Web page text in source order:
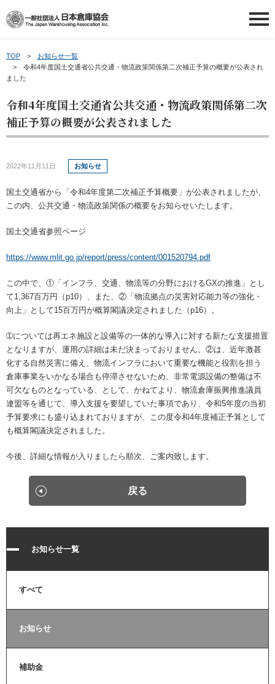
日本倉庫協会について
日本倉庫協会について
事業内容
倉庫業について
倉庫業PR動画（ポータル）
入会のご案内
会員情報
会員情報
会員事業者一覧
地区倉庫協会一覧
倉庫協会ウェブタウン
～倉庫協会ポータルサイト～
会員事業者の皆さまへ
会員事業者の皆さまへ
新物効法対応ガイド
補助金のご案内
人材の確保・育成に関する事例集
物流関連製品・ソフト
日本倉庫時報
物効法認定取得への道
損害賠償責任かび保険制度
講習会等ご案内
講習会等ご案内
講習会を探す
倉庫管理主任者講習会 FAQ
教育研修事業について
修了証（倉庫管理主任者講習会）を紛失された方へ
申請・お問い合わせ
ご意見箱
メールマガジン登録
刊行物のご案内
法律相談
動画投稿（ポータルサイト）
メルマガ登録
アクセス
会員ログインはこちら
台帳ログインはこちら
TOP
お知らせ一覧
令和4年度国土交通省公共交通・物流政策関係第二次補正予算の概要が公表され
ました
令和4年度国土交通省公共交通・物流政策関係第二次
補正予算の概要が公表されました
2022年11月11日 お知らせ
国土交通省から「令和4年度第二次補正予算概要」が公表されましたが、
この内、公共交通・物流政策関係の概要をお知らせいたします。
国土交通省参照ページ
https://www.mlit.go.jp/report/press/content/001520794.pdf
この中で、①「インフラ、交通、物流等の分野におけるGXの推進」とし
て1,367百万円（p10）、また、②「物流拠点の災害対応能力等の強化・
向上」として15百万円が概算閣議決定されました（p16）。
➀については再エネ施設と設備等の一体的な導入に対する新たな支援措置
となりますが、運用の詳細は未だ決まっておりません。②は、近年激甚
化する自然災害に備え、物流インフラにおいて重要な機能と役割を担う
倉庫事業をいかなる場合も停滞させないため、非常電源設備の整備は不
可欠なものとなっている、として、かねてより、物流倉庫振興推進議員
連盟等を通じて、導入支援を要望していた事項であり、令和5年度の当初
予算要求にも盛り込まれておりますが、この度令和4年度補正予算として
も概算閣議決定されました。
今後、詳細な情報が入りましたら順次、ご案内致します。
戻る
お知らせ一覧
すべて
お知らせ
補助金